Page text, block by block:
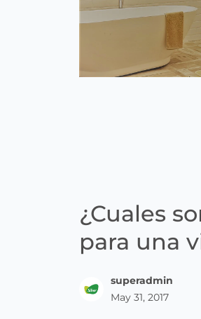
¿Cuales
para una
superadmin
May 31, 2017